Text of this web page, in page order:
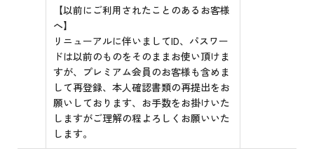
【以前にご利用されたことのあるお客様
へ】
リニューアルに伴いましてID、パスワー
ドは以前のものをそのままお使い頂けま
すが、プレミアム会員のお客様も含めま
して再登録、本人確認書類の再提出をお
願いしております、お手数をお掛けいた
しますがご理解の程よろしくお願いいた
します。